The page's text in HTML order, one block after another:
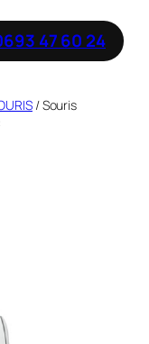
47 60 24
/ Souris